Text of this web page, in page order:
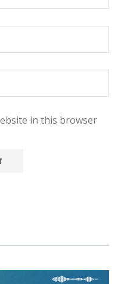
in this browser